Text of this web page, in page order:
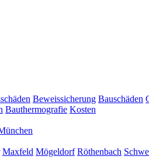
Beweissicherung Bauschäden
Bauthermografie Kosten
Maxfeld Mögeldorf Röthenbach